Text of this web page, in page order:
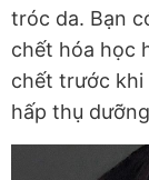
tróc da. Bạn
chết hóa học
chết trước khi
hấp thụ